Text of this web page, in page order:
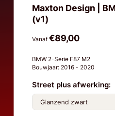
Maxton Design |
(v1)
Vanaf €89,00
BMW 2-Serie F87 M2
Bouwjaar: 2016 - 2020
Street plus afwerking: